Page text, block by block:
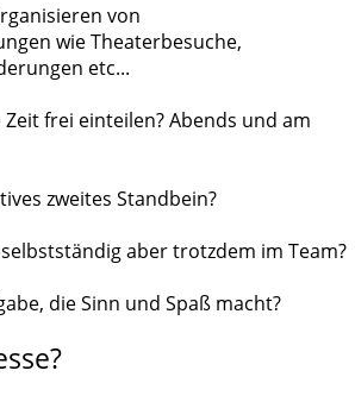
von
wie Theaterbesuche,
etc...
frei einteilen? Abends und am
zweites Standbein?
aber trotzdem im Team?
die Sinn und Spaß macht?